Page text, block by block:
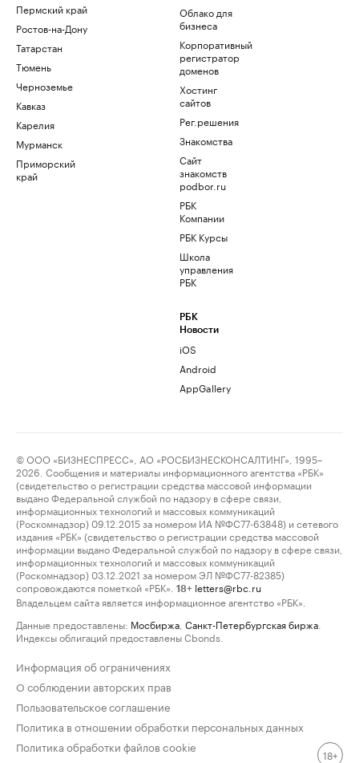
Пермский край
Ростов-на-Дону
Татарстан
Тюмень
Черноземье
Кавказ
Карелия
Мурманск
Приморский
край
Облако для
бизнеса
Корпоративный
регистратор
доменов
Хостинг
сайтов
Рег.решения
Знакомства
Сайт
знакомств
podbor.ru
РБК
Компании
РБК Курсы
Школа
управления
РБК
РБК
Новости
iOS
Android
AppGallery
© ООО «БИЗНЕСПРЕСС», АО «РОСБИЗНЕСКОНСАЛТИНГ», 1995–
2026. Сообщения и материалы информационного агентства «РБК»
(свидетельство о регистрации средства массовой информации
выдано Федеральной службой по надзору в сфере связи,
информационных технологий и массовых коммуникаций
(Роскомнадзор) 09.12.2015 за номером ИА №ФС77-63848) и сетевого
издания «РБК» (свидетельство о регистрации средства массовой
информации выдано Федеральной службой по надзору в сфере связи,
информационных технологий и массовых коммуникаций
(Роскомнадзор) 03.12.2021 за номером ЭЛ №ФС77-82385)
сопровождаются пометкой «РБК».
18+ letters@rbc.ru
Владельцем сайта является информационное агентство «РБК».
Данные предоставлены: Мосбиржа Санкт-Петербургская биржа
Индексы облигаций предоставлены Cbonds.
Информация об ограничениях
О соблюдении авторских прав
Пользовательское соглашение
Политика в отношении обработки персональных данных
Политика обработки файлов cookie
18+